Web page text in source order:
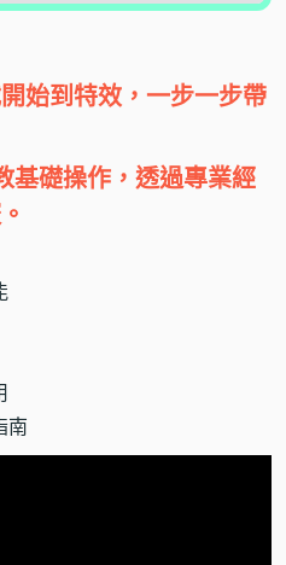
始到特效，一步一步帶
基礎操作，透過專業經
南